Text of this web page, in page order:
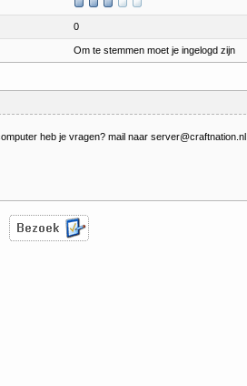
0
Om te stemmen moet je ingelogd zijn
heb je vragen? mail naar server@craftnation.nl